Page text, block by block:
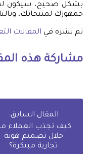
بشكل صحيح، سيكون
جمهورك لمنتجاتك،
تم نشره في المقالات
مشاركة هذه
المقال السابق:
كيف تجذب العملاء
خلال تصميم هوية
تجارية مبتكرة؟